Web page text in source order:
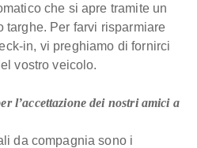
che si apre tramite un
targhe. Per farvi risparmiare
in, vi preghiamo di fornirci
vostro veicolo.
l’accettazione dei nostri amici a
da compagnia sono i